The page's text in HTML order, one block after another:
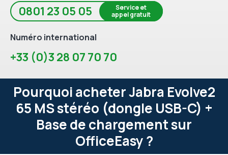
0801 23 05 05
Service et
appel gratuit
Numéro international
+33 (0)3 28 07 70 70
Pourquoi acheter Jabra Evolve2
65 MS stéréo (dongle USB-C) +
Base de chargement sur
OfficeEasy ?